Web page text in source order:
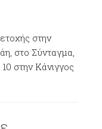
στην
στο Σύνταγμα,
στην Κάνιγγος